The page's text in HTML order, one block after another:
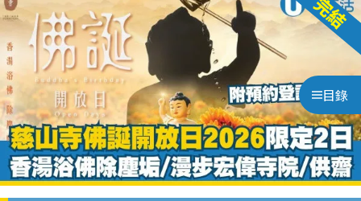
目錄